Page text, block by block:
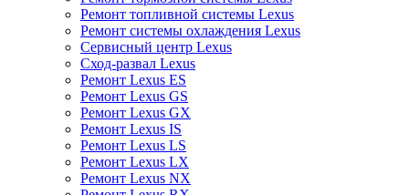
Ремонт топливной системы Lexus
Ремонт системы охлаждения Lexus
Сервисный центр Lexus
Сход-развал Lexus
Ремонт Lexus ES
Ремонт Lexus GS
Ремонт Lexus GX
Ремонт Lexus IS
Ремонт Lexus LS
Ремонт Lexus LX
Ремонт Lexus NX